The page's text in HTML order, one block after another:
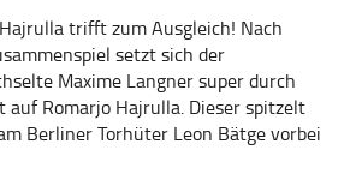
trifft zum Ausgleich! Nach
setzt sich der
Maxime Langner super durch
auf Romarjo Hajrulla. Dieser spitzelt
Berliner Torhüter Leon Bätge vorbei